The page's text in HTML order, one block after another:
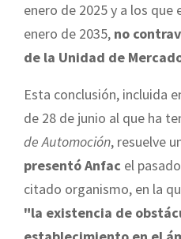
enero de 2025 y a los que
enero de 2035, no
de la Unidad de
Esta conclusión, incluida
de 28 de junio al que ha
de Automoción, resuelve
presentó Anfac el
citado organismo, en la
"la existencia de